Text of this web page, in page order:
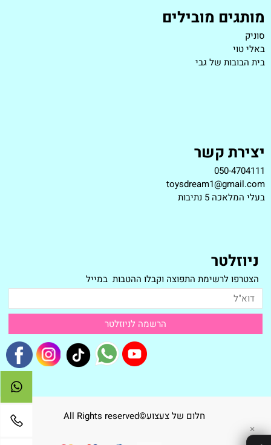
מותגים מובילים
סוניק
באלי טוי
בית הבובות של גבי
יצירת קשר
050-4704111
toysdream1@gmail.com
בעלי המלאכה 5 נתיבות
ניוזלטר
הצטרפו לרשימת התפוצה וקבלו ההטבות במייל
חלום של צעצוע©All Rights reserved
✕